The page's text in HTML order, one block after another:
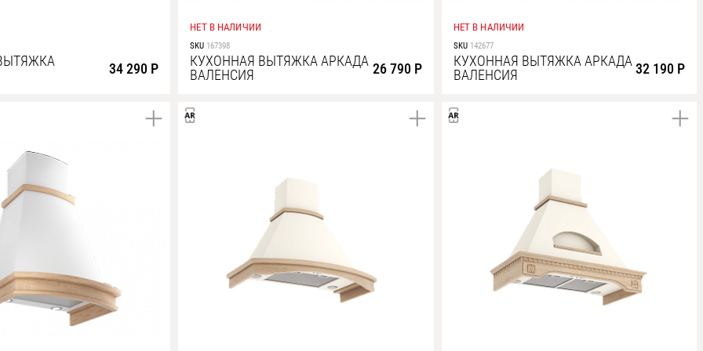
34 290 Р
НЕТ В НАЛИЧИИ
SKU 167398
КУХОННАЯ ВЫТЯЖКА АРКАДА
ВАЛЕНСИЯ
26 790 Р
НЕТ В НАЛИЧИИ
SKU 142677
КУХОННАЯ ВЫТЯЖКА АРКАДА
ВАЛЕНСИЯ
32 190 Р